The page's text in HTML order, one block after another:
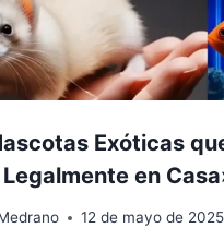
Exóticas
en
12 de mayo de 2025